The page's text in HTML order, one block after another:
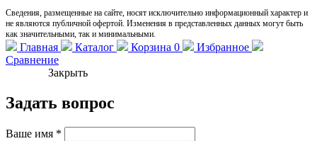
Сведения, размещенные на сайте, носят исключительно информационный характер и
не являются публичной офертой. Изменения в представленных данных могут быть
как значительными, так и минимальными.
Главная Каталог Корзина 0
Избранное
Сравнение
Закрыть
Задать вопрос
Ваше имя *